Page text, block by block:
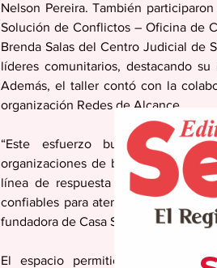
Nelson Pereira. También
Solución de Conflictos – Oficina de
Brenda Salas del Centro Judicial de
líderes comunitarios, destacando
Además, el taller contó con la
organización Redes de Alcance.
“Este esfuerzo busca fortalecer
organizaciones de base y
línea de respuesta ante
confiables para atender estas
fundadora de Casa Salud Inc.
El espacio permitió a los